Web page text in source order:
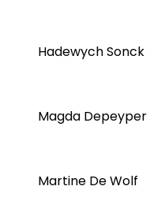
Hadewych Sonck
Magda Depeyper
Martine De Wolf